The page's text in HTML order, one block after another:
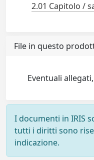
2.01 Capitolo /
File in questo
Eventuali
I documenti in IRIS
tutti i diritti sono
indicazione.